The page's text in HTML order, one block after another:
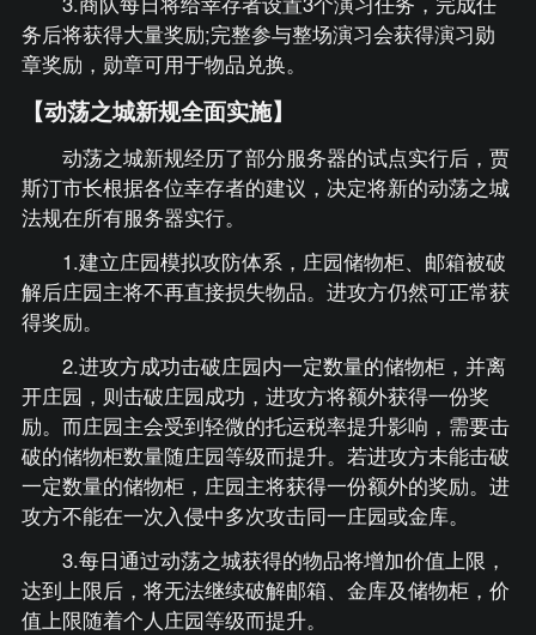
务后将获得大量奖励;完整参与整场演习会获得演习勋
章奖励，勋章可用于物品兑换。
【动荡之城新规全面实施】
动荡之城新规经历了部分服务器的试点实行后，贾
斯汀市长根据各位幸存者的建议，决定将新的动荡之城
法规在所有服务器实行。
1.建立庄园模拟攻防体系，庄园储物柜、邮箱被破
解后庄园主将不再直接损失物品。进攻方仍然可正常获
得奖励。
2.进攻方成功击破庄园内一定数量的储物柜，并离
开庄园，则击破庄园成功，进攻方将额外获得一份奖
励。而庄园主会受到轻微的托运税率提升影响，需要击
破的储物柜数量随庄园等级而提升。若进攻方未能击破
一定数量的储物柜，庄园主将获得一份额外的奖励。进
攻方不能在一次入侵中多次攻击同一庄园或金库。
3.每日通过动荡之城获得的物品将增加价值上限，
达到上限后，将无法继续破解邮箱、金库及储物柜，价
值上限随着个人庄园等级而提升。